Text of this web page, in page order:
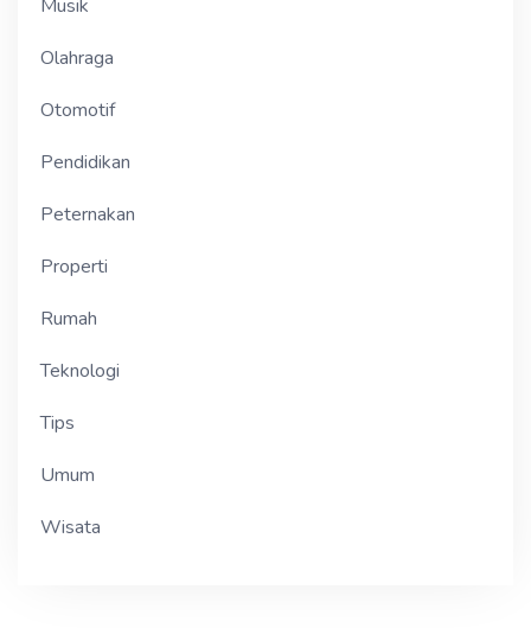
Musik
Olahraga
Otomotif
Pendidikan
Peternakan
Properti
Rumah
Teknologi
Tips
Umum
Wisata